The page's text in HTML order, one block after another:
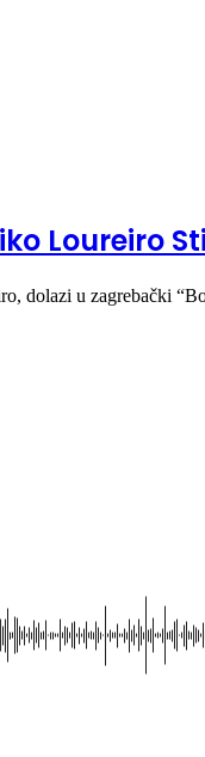
Loureiro
dolazi u zagrebački